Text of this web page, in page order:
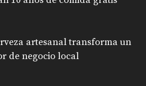
artesanal transforma un
de negocio local